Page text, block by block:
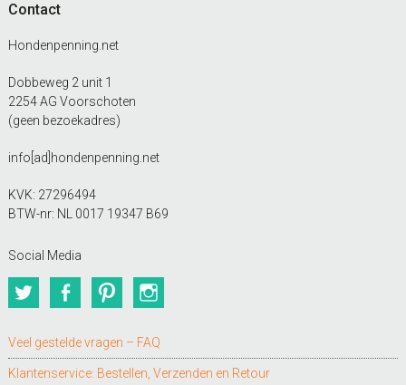
Contact
Hondenpenning.net
Dobbeweg 2 unit 1
2254 AG Voorschoten
(geen bezoekadres)
info[ad]hondenpenning.net
KVK: 27296494
BTW-nr: NL 0017 19347 B69
Social Media
TwitterFacebookPinterest
Veel gestelde vragen – FAQ
Klantenservice: Bestellen, Verzenden en Retour